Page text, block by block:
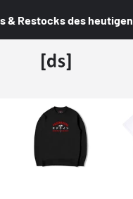
& Restocks des heutigen